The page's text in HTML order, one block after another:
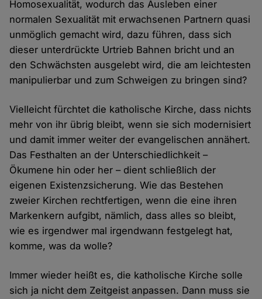
Homosexualität, wodurch das Ausleben einer
normalen Sexualität mit erwachsenen Partnern quasi
unmöglich gemacht wird, dazu führen, dass sich
dieser unterdrückte Urtrieb Bahnen bricht und an
den Schwächsten ausgelebt wird, die am leichtesten
manipulierbar und zum Schweigen zu bringen sind?
Vielleicht fürchtet die katholische Kirche, dass nichts
mehr von ihr übrig bleibt, wenn sie sich modernisiert
und damit immer weiter der evangelischen annähert.
Das Festhalten an der Unterschiedlichkeit –
Ökumene hin oder her – dient schließlich der
eigenen Existenzsicherung. Wie das Bestehen
zweier Kirchen rechtfertigen, wenn die eine ihren
Markenkern aufgibt, nämlich, dass alles so bleibt,
wie es irgendwer mal irgendwann festgelegt hat,
komme, was da wolle?
Immer wieder heißt es, die katholische Kirche solle
sich ja nicht dem Zeitgeist anpassen. Dann muss sie